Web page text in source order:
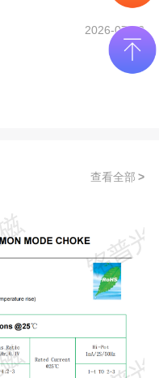
2026-07-23
查看全部